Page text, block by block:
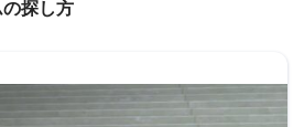
探し方